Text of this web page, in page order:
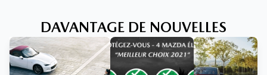
DAVANTAGE DE NOUVELLES